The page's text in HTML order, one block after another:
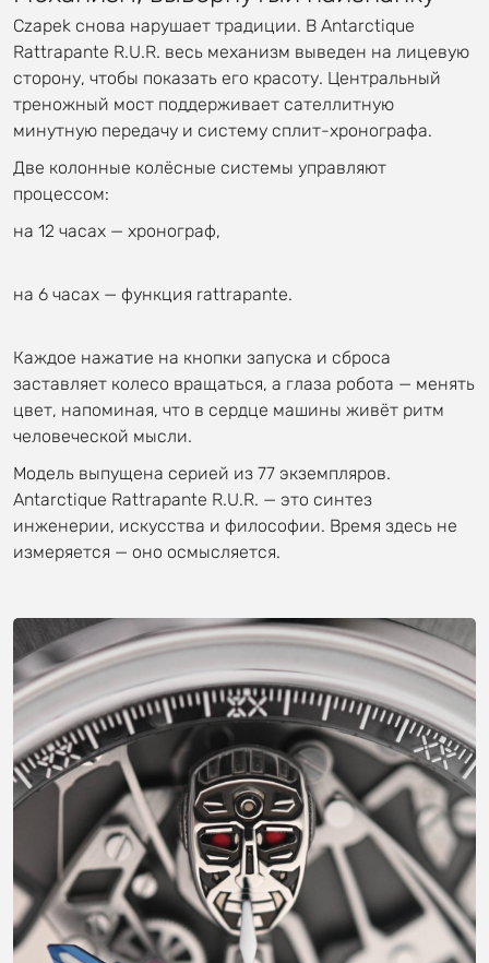
Czapek снова нарушает традиции. В Antarctique
Rattrapante R.U.R. весь механизм выведен на лицевую
сторону, чтобы показать его красоту. Центральный
треножный мост поддерживает сателлитную
минутную передачу и систему сплит-хронографа.
Две колонные колёсные системы управляют
процессом:
на 12 часах — хронограф,
на 6 часах — функция rattrapante.
Каждое нажатие на кнопки запуска и сброса
заставляет колесо вращаться, а глаза робота — менять
цвет, напоминая, что в сердце машины живёт ритм
человеческой мысли.
Модель выпущена серией из 77 экземпляров.
Antarctique Rattrapante R.U.R. — это синтез
инженерии, искусства и философии. Время здесь не
измеряется — оно осмысляется.